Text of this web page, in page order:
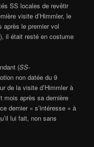
SS locales de revêtir
visite d’Himmler, le
après le premier vol
il était resté en costume
(SS-
non datée du 9
de la visite d’Himmler à
mois après sa dernière
dernier « s’intéresse » à
lui fait, non sans